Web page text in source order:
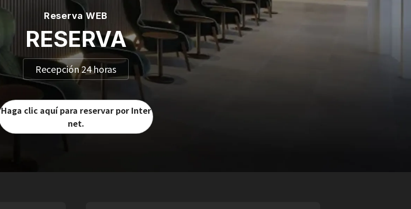
Reserva WEB
RESERVA
Recepción 24 horas
Haga clic aquí para reservar por Inter
net.